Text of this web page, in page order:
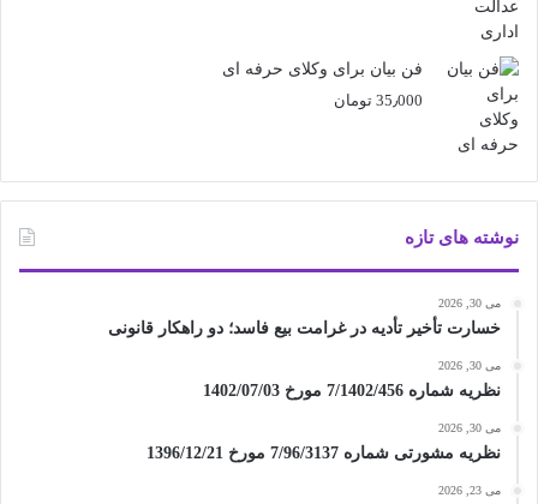
فن بیان برای وکلای حرفه ای
35٫000 تومان
نوشته های تازه
می 30, 2026
خسارت تأخیر تأدیه در غرامت بیع فاسد؛ دو راهکار قانونی
می 30, 2026
نظریه شماره 7/1402/456 مورخ 1402/07/03
می 30, 2026
نظریه مشورتی شماره 7/96/3137 مورخ 1396/12/21
می 23, 2026